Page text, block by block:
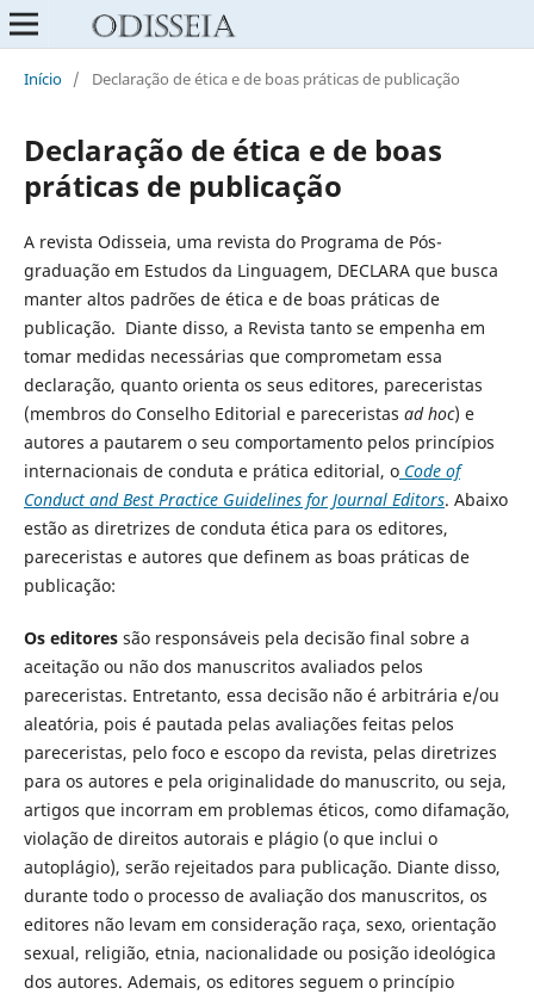
Início / Declaração de ética e de boas práticas de publicação
Declaração de ética e de boas
práticas de publicação
A revista Odisseia, uma revista do Programa de Pós-
graduação em Estudos da Linguagem, DECLARA que busca
manter altos padrões de ética e de boas práticas de
publicação. Diante disso, a Revista tanto se empenha em
tomar medidas necessárias que comprometam essa
declaração, quanto orienta os seus editores, pareceristas
(membros do Conselho Editorial e pareceristas ad hoc) e
autores a pautarem o seu comportamento pelos princípios
internacionais de conduta e prática editorial, o Code of
Conduct and Best Practice Guidelines for Journal Editors. Abaixo
estão as diretrizes de conduta ética para os editores,
pareceristas e autores que definem as boas práticas de
publicação:
Os editoressão responsáveis pela decisão final sobre a
aceitação ou não dos manuscritos avaliados pelos
pareceristas. Entretanto, essa decisão não é arbitrária e/ou
aleatória, pois é pautada pelas avaliações feitas pelos
pareceristas, pelo foco e escopo da revista, pelas diretrizes
para os autores e pela originalidade do manuscrito, ou seja,
artigos que incorram em problemas éticos, como difamação,
violação de direitos autorais e plágio (o que inclui o
autoplágio), serão rejeitados para publicação. Diante disso,
durante todo o processo de avaliação dos manuscritos, os
editores não levam em consideração raça, sexo, orientação
sexual, religião, etnia, nacionalidade ou posição ideológica
dos autores. Ademais, os editores seguem o princípio